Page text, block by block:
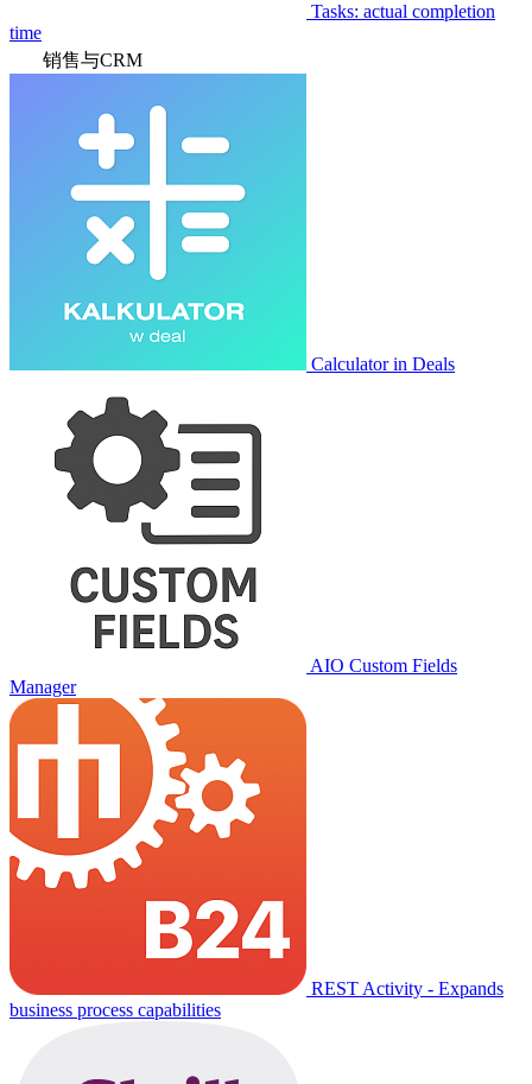
Tasks: actual completion
time
销售与CRM
Calculator in Deals
AIO Custom Fields
Manager
REST Activity - Expands
business process capabilities